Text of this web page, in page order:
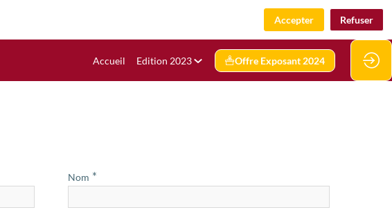
Accueil Edition 2023 Offre Exposant 2024
Nom *
Accepter Refuser